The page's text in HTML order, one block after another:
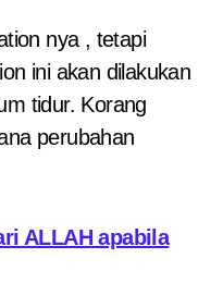
nya , tetapi
ini akan dilakukan
tidur. Korang
perubahan
ALLAH apabila